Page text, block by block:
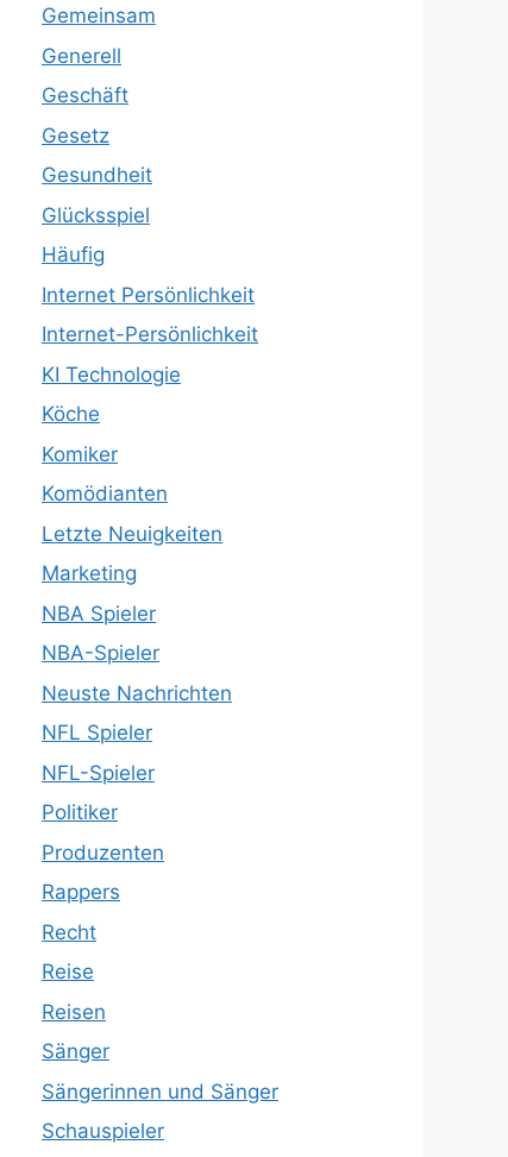
Gemeinsam
Generell
Geschäft
Gesetz
Gesundheit
Glücksspiel
Häufig
Internet Persönlichkeit
Internet-Persönlichkeit
KI Technologie
Köche
Komiker
Komödianten
Letzte Neuigkeiten
Marketing
NBA Spieler
NBA-Spieler
Neuste Nachrichten
NFL Spieler
NFL-Spieler
Politiker
Produzenten
Rappers
Recht
Reise
Reisen
Sänger
Sängerinnen und Sänger
Schauspieler